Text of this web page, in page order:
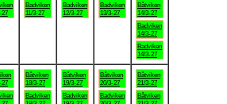
27
Badviken
11/3-27
Badviken
12/3-27
Badviken
13/3-27
Båtviken
14/3-27
Badviken
14/3-27
Badviken
14/3-27
27
Båtviken
18/3-27
Badviken
Båtviken
19/3-27
Badviken
Båtviken
20/3-27
Badviken
Båtviken
21/3-27
Båtviken